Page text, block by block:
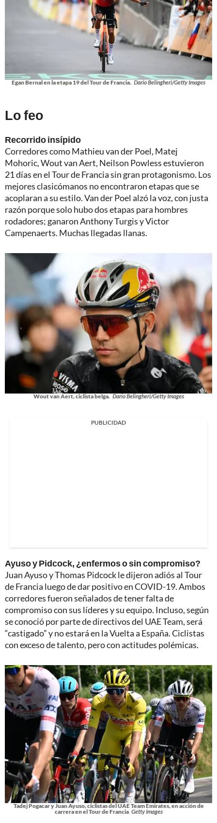
Egan Bernal en la etapa 19 del Tour de Francia. Dario Belingheri/Getty Images
Lo feo
Recorrido insípido
Corredores como Mathieu van der Poel, Matej
Mohoric, Wout van Aert, Neilson Powless estuvieron
21 días en el Tour de Francia sin gran protagonismo. Los
mejores clasicómanos no encontraron etapas que se
acoplaran a su estilo. Van der Poel alzó la voz, con justa
razón porque solo hubo dos etapas para hombres
rodadores; ganaron Anthony Turgis y Victor
Campenaerts. Muchas llegadas llanas.
Wout van Aert, ciclista belga. Dario Belingheri/Getty Images
PUBLICIDAD
Ayuso y Pidcock, ¿enfermos o sin compromiso?
Juan Ayuso y Thomas Pidcock le dijeron adiós al Tour
de Francia luego de dar positivo en COVID-19. Ambos
corredores fueron señalados de tener falta de
compromiso con sus líderes y su equipo. Incluso, según
se conoció por parte de directivos del UAE Team, será
“castigado” y no estará en la Vuelta a España. Ciclistas
con exceso de talento, pero con actitudes polémicas.
Tadej Pogacar y Juan Ayuso, ciclistas del UAE Team Emirates, en acción de
carrera en el Tour de Francia Getty Images